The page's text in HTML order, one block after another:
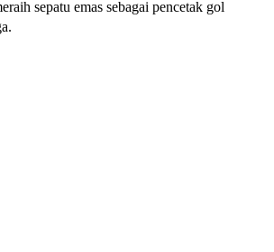
sepatu emas sebagai pencetak gol